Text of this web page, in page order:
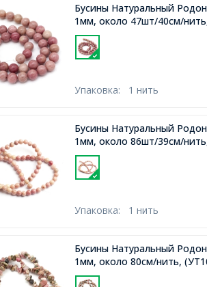
Бусины Натуральный
1мм, около 47шт/40см/
Упаковка: 1 нить
Бусины Натуральный
1мм, около 86шт/39см/
Упаковка: 1 нить
Бусины Натуральный
1мм, около 80см/нить,